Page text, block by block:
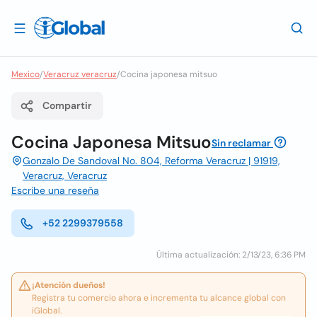
Mexico/Veracruz veracruz/Cocina japonesa mitsuo
Compartir
Cocina Japonesa MitsuoSin reclamar
Gonzalo De Sandoval No. 804, Reforma Veracruz | 91919,
Veracruz, Veracruz
Escribe una reseña
+52 2299379558
Última actualización: 2/13/23, 6:36 PM
¡Atención dueños!
Registra tu comercio ahora e incrementa tu alcance global con
iGlobal.